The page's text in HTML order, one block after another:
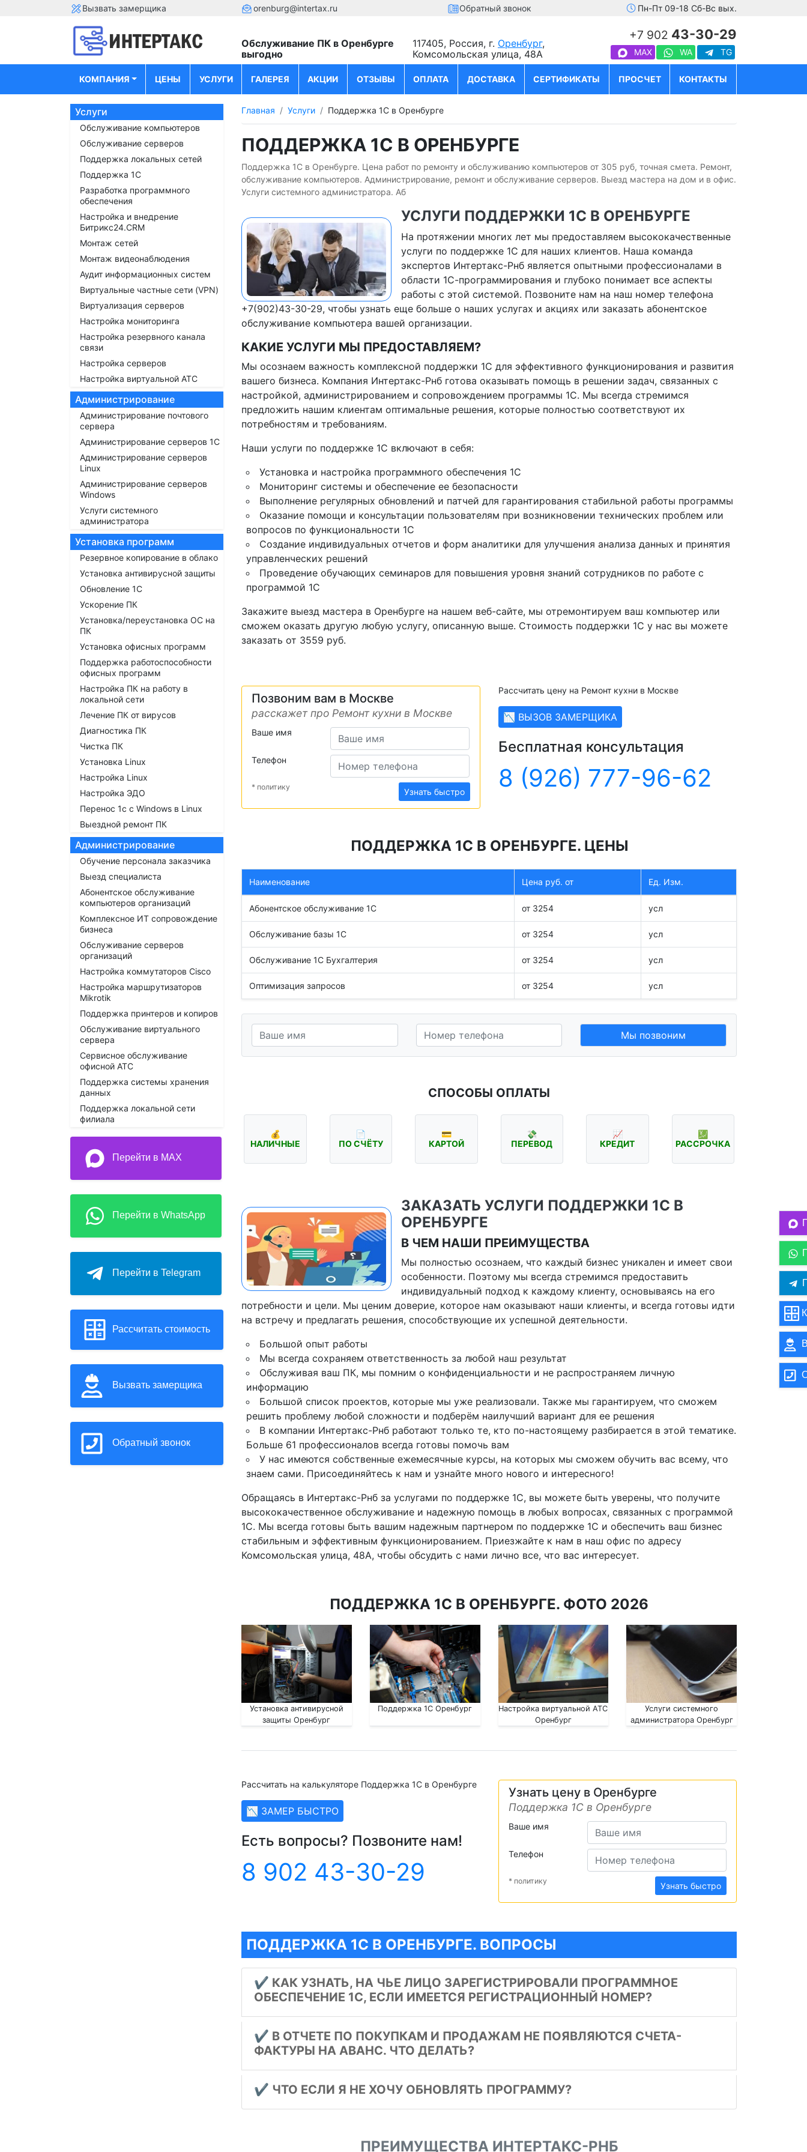
Вызвать замерщика orenburg@intertax.ru Обратный звонок Пн-Пт 09-18 Сб-Вс вых.
Обслуживание ПК в Оренбурге
выгодно
117405, Россия, г. Оренбург,
Комсомольская улица, 48А
+7 902 43-30-29
MAX WA TG
КОМПАНИЯ ЦЕНЫ УСЛУГИ ГАЛЕРЕЯ АКЦИИ ОТЗЫВЫ ОПЛАТА ДОСТАВКА СЕРТИФИКАТЫ ПРОСЧЕТ КОНТАКТЫ
Услуги
Обслуживание компьютеров
Обслуживание серверов
Поддержка локальных сетей
Поддержка 1С
Разработка программного
обеспечения
Настройка и внедрение
Битрикс24.CRM
Монтаж сетей
Монтаж видеонаблюдения
Аудит информационных систем
Виртуальные частные сети (VPN)
Виртуализация серверов
Настройка мониторинга
Настройка резервного канала
связи
Настройка серверов
Настройка виртуальной АТС
Администрирование
Администрирование почтового
сервера
Администрирование серверов 1С
Администрирование серверов
Linux
Администрирование серверов
Windows
Услуги системного
администратора
Установка программ
Резервное копирование в облако
Установка антивирусной защиты
Обновление 1С
Ускорение ПК
Установка/переустановка ОС на
ПК
Установка офисных программ
Поддержка работоспособности
офисных программ
Настройка ПК на работу в
локальной сети
Лечение ПК от вирусов
Диагностика ПК
Чистка ПК
Установка Linux
Настройка Linux
Настройка ЭДО
Перенос 1с с Windows в Linux
Выездной ремонт ПК
Администрирование
Обучение персонала заказчика
Выезд специалиста
Абонентское обслуживание
компьютеров организаций
Комплексное ИТ сопровождение
бизнеса
Обслуживание серверов
организаций
Настройка коммутаторов Cisco
Настройка маршрутизаторов
Mikrotik
Поддержка принтеров и копиров
Обслуживание виртуального
сервера
Сервисное обслуживание
офисной АТС
Поддержка системы хранения
данных
Поддержка локальной сети
филиала
Перейти в MAX
Перейти в WhatsApp
Перейти в Telegram
Рассчитать стоимость
Вызвать замерщика
Обратный звонок
Главная Услуги Поддержка 1С в Оренбурге
ПОДДЕРЖКА 1С В ОРЕНБУРГЕ
Поддержка 1С в Оренбурге. Цена работ по ремонту и обслуживанию компьютеров от 305 руб, точная смета. Ремонт,
обслуживание компьютеров. Администрирование, ремонт и обслуживание серверов. Выезд мастера на дом и в офис.
Услуги системного администратора. Аб
УСЛУГИ ПОДДЕРЖКИ 1С В ОРЕНБУРГЕ
На протяжении многих лет мы предоставляем высококачественные
услуги по поддержке 1С для наших клиентов. Наша команда
экспертов Интертакс-Рнб является опытными профессионалами в
области 1С-программирования и глубоко понимает все аспекты
работы с этой системой. Позвоните нам на наш номер телефона
+7(902)43-30-29, чтобы узнать еще больше о наших услугах и акциях или заказать абонентское
обслуживание компьютера вашей организации.
КАКИЕ УСЛУГИ МЫ ПРЕДОСТАВЛЯЕМ?
Мы осознаем важность комплексной поддержки 1С для эффективного функционирования и развития
вашего бизнеса. Компания Интертакс-Рнб готова оказывать помощь в решении задач, связанных с
настройкой, администрированием и сопровождением программы 1С. Мы всегда стремимся
предложить нашим клиентам оптимальные решения, которые полностью соответствуют их
потребностям и требованиям.
Наши услуги по поддержке 1С включают в себя:
Установка и настройка программного обеспечения 1С
Мониторинг системы и обеспечение ее безопасности
Выполнение регулярных обновлений и патчей для гарантирования стабильной работы программы
Оказание помощи и консультации пользователям при возникновении технических проблем или
вопросов по функциональности 1С
Создание индивидуальных отчетов и форм аналитики для улучшения анализа данных и принятия
управленческих решений
Проведение обучающих семинаров для повышения уровня знаний сотрудников по работе с
программой 1С
Закажите выезд мастера в Оренбурге на нашем веб-сайте, мы отремонтируем ваш компьютер или
сможем оказать другую любую услугу, описанную выше. Стоимость поддержки 1С у нас вы можете
заказать от 3559 руб.
Позвоним вам в Москве
расскажет про Ремонт кухни в Москве
Ваше имя
Телефон
* политику Узнать быстро
Рассчитать цену на Ремонт кухни в Москве
📉 ВЫЗОВ ЗАМЕРЩИКА
Бесплатная консультация
8 (926) 777-96-62
ПОДДЕРЖКА 1С В ОРЕНБУРГЕ. ЦЕНЫ
Наименование Цена руб. от Ед. Изм.
Абонентское обслуживание 1С от 3254 усл
Обслуживание базы 1С от 3254 усл
Обслуживание 1С Бухгалтерия от 3254 усл
Оптимизация запросов от 3254 усл
Мы позвоним
СПОСОБЫ ОПЛАТЫ
💰
НАЛИЧНЫЕ
📄
ПО СЧЁТУ
💳
КАРТОЙ
💸
ПЕРЕВОД
📈
КРЕДИТ
💹
РАССРОЧКА
ЗАКАЗАТЬ УСЛУГИ ПОДДЕРЖКИ 1С В
ОРЕНБУРГЕ
В ЧЕМ НАШИ ПРЕИМУЩЕСТВА
Мы полностью осознаем, что каждый бизнес уникален и имеет свои
особенности. Поэтому мы всегда стремимся предоставить
индивидуальный подход к каждому клиенту, основываясь на его
потребности и цели. Мы ценим доверие, которое нам оказывают наши клиенты, и всегда готовы идти
на встречу и предлагать решения, способствующие их успешной деятельности.
Большой опыт работы
Мы всегда сохраняем ответственность за любой наш результат
Обслуживая ваш ПК, мы помним о конфиденциальности и не распространяем личную
информацию
Большой список проектов, которые мы уже реализовали. Также мы гарантируем, что сможем
решить проблему любой сложности и подберём наилучший вариант для ее решения
В компании Интертакс-Рнб работают только те, кто по-настоящему разбирается в этой тематике.
Больше 61 профессионалов всегда готовы помочь вам
У нас имеются собственные ежемесячные курсы, на которых мы сможем обучить вас всему, что
знаем сами. Присоединяйтесь к нам и узнайте много нового и интересного!
Обращаясь в Интертакс-Рнб за услугами по поддержке 1С, вы можете быть уверены, что получите
высококачественное обслуживание и надежную помощь в любых вопросах, связанных с программой
1С. Мы всегда готовы быть вашим надежным партнером по поддержке 1С и обеспечить ваш бизнес
стабильным и эффективным функционированием. Приезжайте к нам в наш офис по адресу
Комсомольская улица, 48А, чтобы обсудить с нами лично все, что вас интересует.
ПОДДЕРЖКА 1С В ОРЕНБУРГЕ. ФОТО 2026
Установка антивирусной
защиты Оренбург
Поддержка 1С Оренбург
Настройка виртуальной АТС
Оренбург
Услуги системного
администратора Оренбург
Рассчитать на калькуляторе Поддержка 1С в Оренбурге
📉 ЗАМЕР БЫСТРО
Есть вопросы? Позвоните нам!
8 902 43-30-29
Узнать цену в Оренбурге
Поддержка 1С в Оренбурге
Ваше имя
Телефон
* политику Узнать быстро
ПОДДЕРЖКА 1С В ОРЕНБУРГЕ. ВОПРОСЫ
✔️ КАК УЗНАТЬ, НА ЧЬЕ ЛИЦО ЗАРЕГИСТРИРОВАЛИ ПРОГРАММНОЕ
ОБЕСПЕЧЕНИЕ 1C, ЕСЛИ ИМЕЕТСЯ РЕГИСТРАЦИОННЫЙ НОМЕР?
✔️ В ОТЧЕТЕ ПО ПОКУПКАМ И ПРОДАЖАМ НЕ ПОЯВЛЯЮТСЯ СЧЕТА-
ФАКТУРЫ НА АВАНС. ЧТО ДЕЛАТЬ?
✔️ ЧТО ЕСЛИ Я НЕ ХОЧУ ОБНОВЛЯТЬ ПРОГРАММУ?
ПРЕИМУЩЕСТВА ИНТЕРТАКС-РНБ